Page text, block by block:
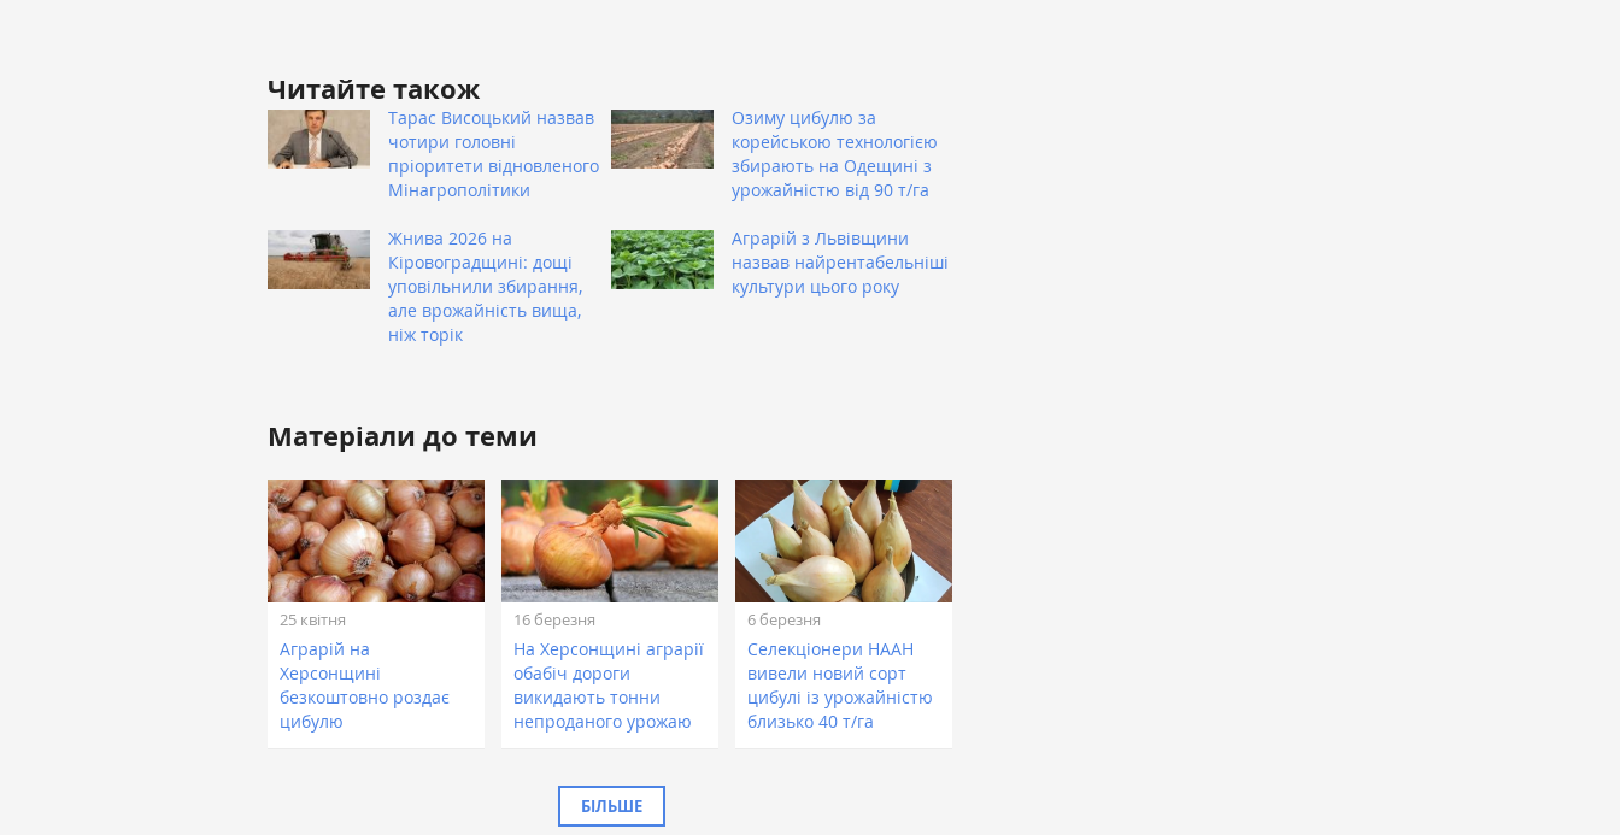
Читайте також
Тарас Висоцький назвав
чотири головні
пріоритети відновленого
Мінагрополітики
Озиму цибулю за
корейською технологією
збирають на Одещині з
урожайністю від 90 т/га
Жнива 2026 на
Кіровоградщині: дощі
уповільнили збирання,
але врожайність вища,
ніж торік
Аграрій з Львівщини
назвав найрентабельніші
культури цього року
Матеріали до теми
25 квітня
Аграрій на
Херсонщині
безкоштовно роздає
цибулю
16 березня
На Херсонщині аграрії
обабіч дороги
викидають тонни
непроданого урожаю
6 березня
Селекціонери НААН
вивели новий сорт
цибулі із урожайністю
близько 40 т/га
БІЛЬШЕ